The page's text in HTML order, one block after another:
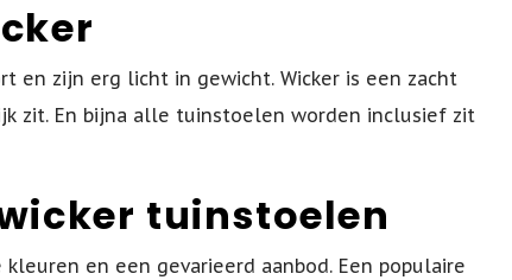
en zijn erg licht in gewicht. Wicker is een zacht
zit. En bijna alle tuinstoelen worden inclusief zit
tuinstoelen
en een gevarieerd aanbod. Een populaire